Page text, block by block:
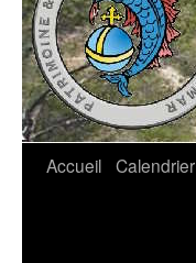
Aller
Accueil Calendrier